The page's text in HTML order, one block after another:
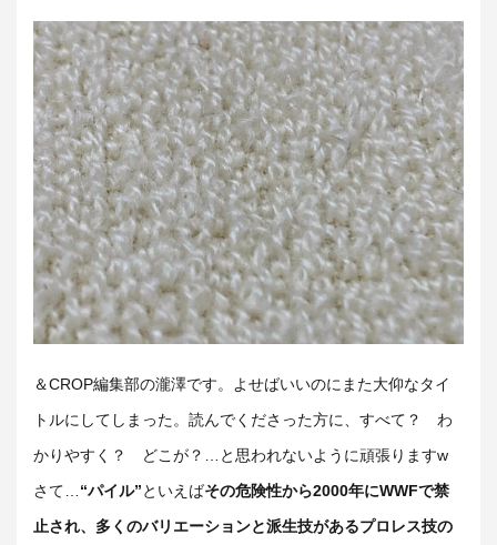
＆CROP編集部の瀧澤です。よせばいいのにまた大仰なタイ
トルにしてしまった。読んでくださった方に、すべて？ わ
かりやすく？ どこが？…と思われないように頑張りますw
さて… “パイル”といえばその危険性から2000年にWWFで禁
止され、多くのバリエーションと派生技があるプロレス技の